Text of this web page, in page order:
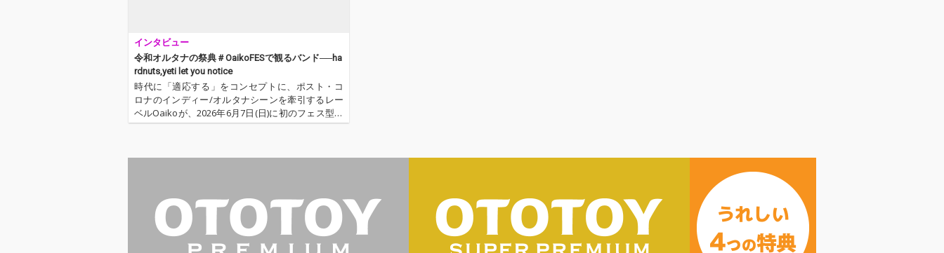
インタビュー
令和オルタナの祭典＃OaikoFESで観るバンド──ha
rdnuts,yeti let you notice
時代に「適応する」をコンセプトに、ポスト・コ
ロナのインディー/オルタナシーンを牽引するレー
ベルOaikoが、2026年6月7日(日)に初のフェス型イ
ベント〈OaikoFES2026〉を開催。今回OTOTOYで